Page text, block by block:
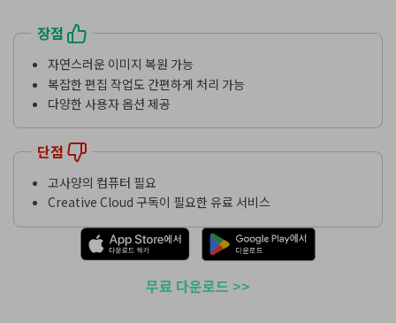
장점
자연스러운 이미지 복원 가능
복잡한 편집 작업도 간편하게 처리 가능
다양한 사용자 옵션 제공
단점
고사양의 컴퓨터 필요
Creative Cloud 구독이 필요한 유료 서비스
무료 다운로드 >>